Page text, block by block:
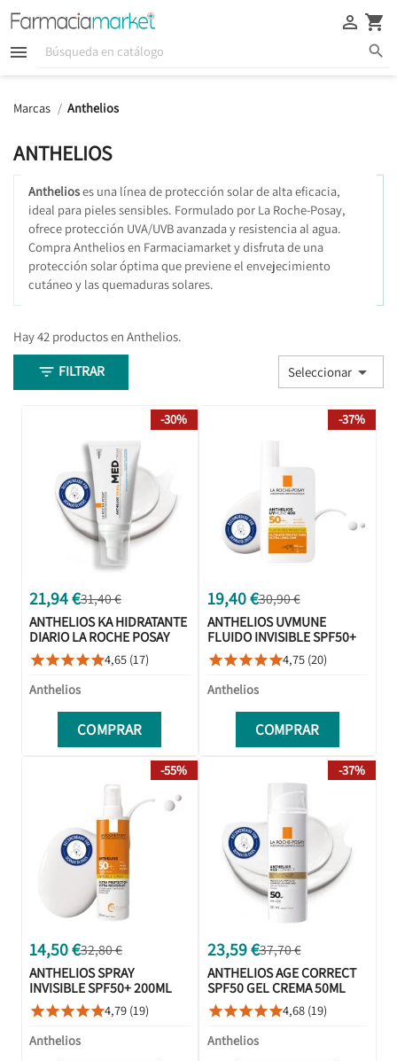
  
 
Marcas Anthelios
ANTHELIOS
Anthelioses una línea de protección solar de alta eficacia,
ideal para pieles sensibles. Formulado por La Roche-Posay,
ofrece protección UVA/UVB avanzada y resistencia al agua.
Compra Anthelios en Farmaciamarket y disfruta de una
protección solar óptima que previene el envejecimiento
cutáneo y las quemaduras solares.
Hay 42 productos en Anthelios.
 FILTRAR Seleccionar 
21,94 €31,40 €
ANTHELIOS KA HIDRATANTE
DIARIO LA ROCHE POSAY
SPF50+ 50ML
4,65 (17)
Anthelios
COMPRAR
-30%
19,40 €30,90 €
ANTHELIOS UVMUNE
FLUIDO INVISIBLE SPF50+
50ML
4,75 (20)
Anthelios
COMPRAR
-37%
14,50 €32,80 €
ANTHELIOS SPRAY
INVISIBLE SPF50+ 200ML
4,79 (19)
Anthelios
-55%
23,59 €37,70 €
ANTHELIOS AGE CORRECT
SPF50 GEL CREMA 50ML
4,68 (19)
Anthelios
-37%